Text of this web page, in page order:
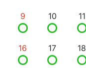
9 10 11
16 17 18